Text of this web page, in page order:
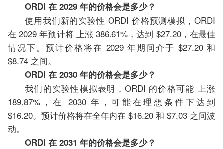
ORDI 在 2029 年的价格会是多少？
使用我们新的实验性 ORDI 价格预测模拟，ORDI
在 2029 年预计将 上涨 386.61%，达到 $27.20，在最佳
情况下。预计价格将在 2029 年期间介于 $27.20 和
$8.74 之间。
ORDI 在 2030 年的价格会是多少？
我们的实验性模拟表明，ORDI 的价格可能 上涨
189.87%，在 2030 年，可能在理想条件下达到
$16.20。预计价格将在全年内在 $16.20 和 $7.03 之间波
动。
ORDI 在 2031 年的价格会是多少？